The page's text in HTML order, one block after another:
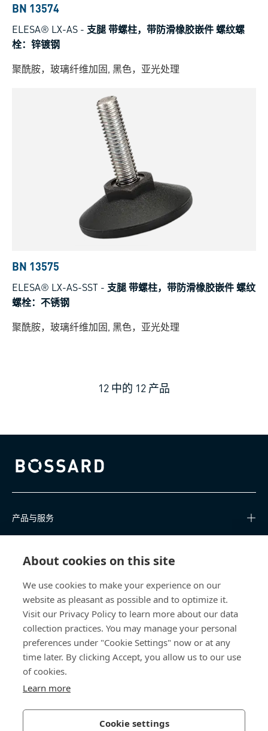
About cookies on this site
We use cookies to make your experience on our
website as pleasant as possible and to optimize it.
Visit our Privacy Policy to learn more about our data
collection practices. You may manage your personal
preferences under "Cookie Settings" now or at any
time later. By clicking Accept, you allow us to our use
of cookies.
Learn more
Cookie settings
BN 13574
ELESA® LX-AS - 支腿 带螺柱，带防滑橡胶嵌件 螺纹螺
栓：锌镀钢
聚酰胺，玻璃纤维加固, 黑色，亚光处理
BN 13575
ELESA® LX-AS-SST - 支腿 带螺柱，带防滑橡胶嵌件 螺纹
螺栓：不锈钢
聚酰胺，玻璃纤维加固, 黑色，亚光处理
12 中的 12 产品
Bossard homepage
产品与服务
关于我们
联系我们
china@bossard.com